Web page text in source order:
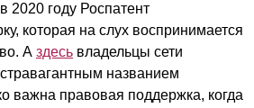
2020 году Роспатент
которая на слух воспринимается
А здесь владельцы сети
названием
важна правовая поддержка, когда